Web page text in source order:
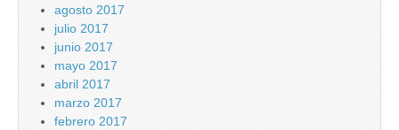
agosto 2017
julio 2017
junio 2017
mayo 2017
abril 2017
marzo 2017
febrero 2017